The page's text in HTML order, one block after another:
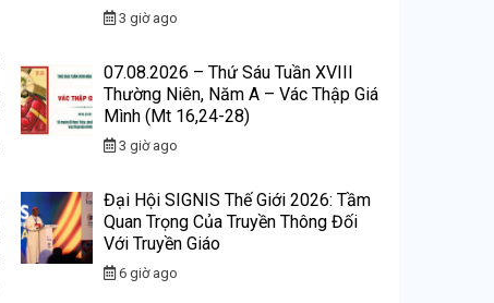
3 giờ ago
07.08.2026 – Thứ Sáu Tuần XVIII
Thường Niên, Năm A – Vác Thập Giá
Mình (Mt 16,24-28)
3 giờ ago
Đại Hội SIGNIS Thế Giới 2026: Tầm
Quan Trọng Của Truyền Thông Đối
Với Truyền Giáo
6 giờ ago